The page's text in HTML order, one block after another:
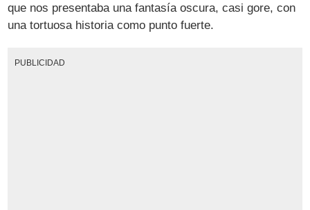
que nos presentaba una fantasía oscura, casi gore, con
una tortuosa historia como punto fuerte.
PUBLICIDAD